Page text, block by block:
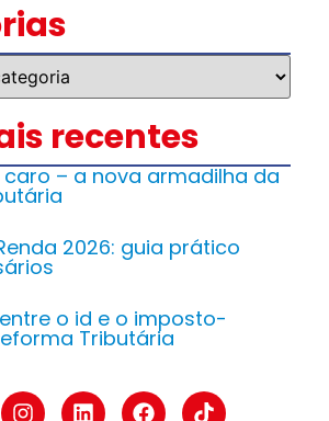
recentes
– a nova armadilha da
2026: guia prático
o id e o imposto-
Tributária